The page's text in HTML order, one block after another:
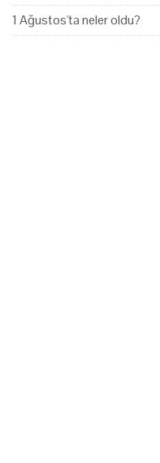
1 Ağustos'ta neler oldu?